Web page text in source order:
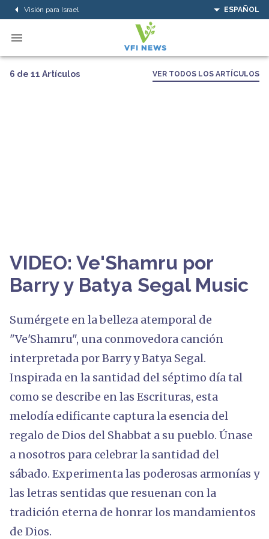
Visión para Israel ESPAÑOL
6 de 11 Artículos VER TODOS LOS ARTÍCULOS
VIDEO: Ve'Shamru por
Barry y Batya Segal Music
Sumérgete en la belleza atemporal de
"Ve'Shamru", una conmovedora canción
interpretada por Barry y Batya Segal.
Inspirada en la santidad del séptimo día tal
como se describe en las Escrituras, esta
melodía edificante captura la esencia del
regalo de Dios del Shabbat a su pueblo. Únase
a nosotros para celebrar la santidad del
sábado. Experimenta las poderosas armonías y
las letras sentidas que resuenan con la
tradición eterna de honrar los mandamientos
de Dios.